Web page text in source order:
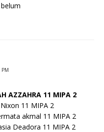
AZZAHRA 11 MIPA 2
11 MIPA 2
akmal 11 MIPA 2
Deadora 11 MIPA 2